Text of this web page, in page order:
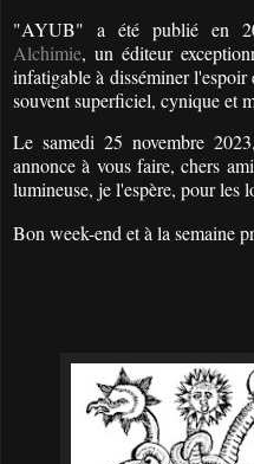
"AYUB" a été publié en
Alchimie, un éditeur
infatigable à disséminer
souvent superficiel, cynique et
Le samedi 25 novembre
annonce à vous faire, chers
lumineuse, je l'espère, pour les
Bon week-end et à la semaine